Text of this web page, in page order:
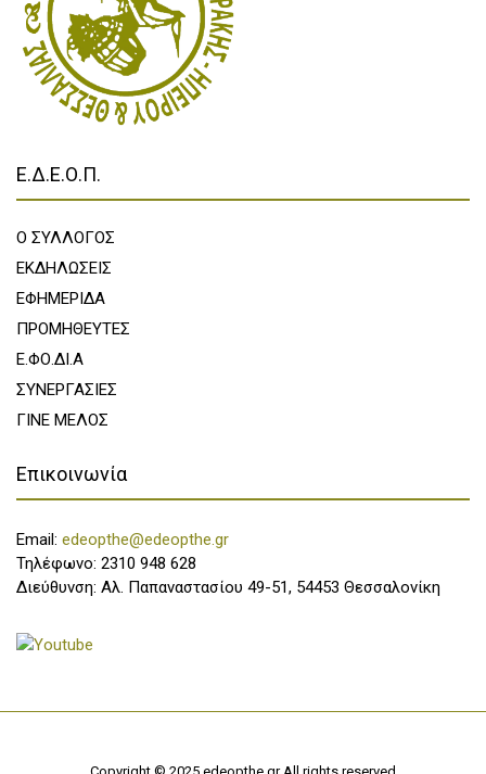
Ε.Δ.Ε.Ο.Π.
Ο ΣΥΛΛΟΓΟΣ
ΕΚΔΗΛΩΣΕΙΣ
ΕΦΗΜΕΡΙΔΑ
ΠΡΟΜΗΘΕΥΤΕΣ
Ε.ΦΟ.ΔΙ.Α
ΣΥΝΕΡΓΑΣΙΕΣ
ΓΙΝΕ ΜΕΛΟΣ
Επικοινωνία
Email: edeopthe@edeopthe.gr
Τηλέφωνο: 2310 948 628
Διεύθυνση: Αλ. Παπαναστασίου 49-51, 54453 Θεσσαλονίκη